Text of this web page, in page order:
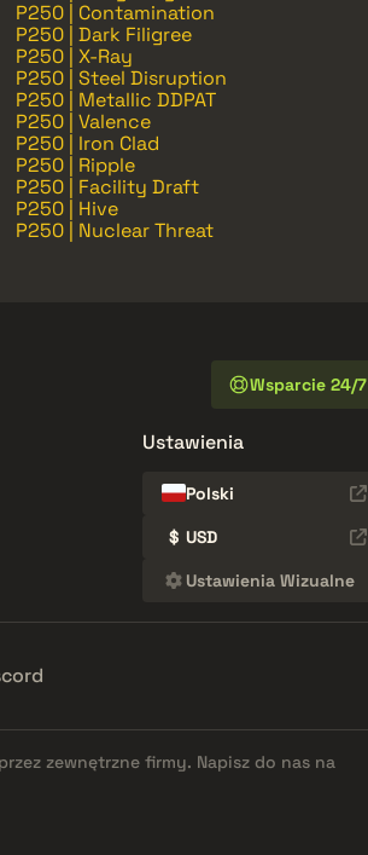
P250 | Contamination
P250 | Dark Filigree
P250 | X-Ray
P250 | Steel Disruption
P250 | Metallic DDPAT
P250 | Valence
P250 | Iron Clad
P250 | Ripple
P250 | Facility Draft
P250 | Hive
P250 | Nuclear Threat
Wsparcie 24/7
Ustawienia
Polski
$ USD
Ustawienia Wizualne
zewnętrzne firmy. Napisz do nas na